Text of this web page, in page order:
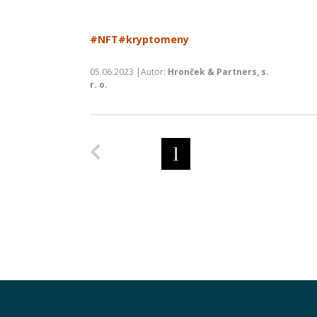
#NFT#kryptomeny
05.06.2023 |Autor: Hronček & Partners, s.
r. o.
Predchádzajúca strana
1